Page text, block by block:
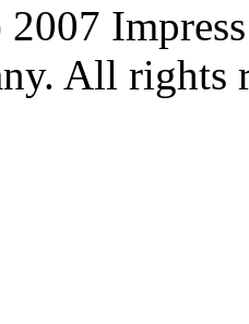
All rights